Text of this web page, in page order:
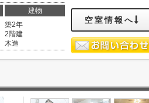
建物
築2年
2階建
木造
空室情報へ